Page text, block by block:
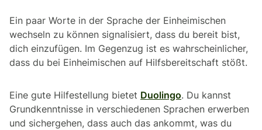
Ein paar Worte in der Sprache der Einheimischen
wechseln zu können signalisiert, dass du bereit bist,
dich einzufügen. Im Gegenzug ist es wahrscheinlicher,
dass du bei Einheimischen auf Hilfsbereitschaft stößt.
Eine gute Hilfestellung bietet Duolingo. Du kannst
Grundkenntnisse in verschiedenen Sprachen erwerben
und sichergehen, dass auch das ankommt, was du